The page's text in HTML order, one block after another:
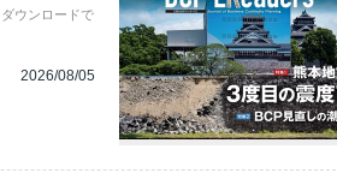
ウンロードで
2026/08/05